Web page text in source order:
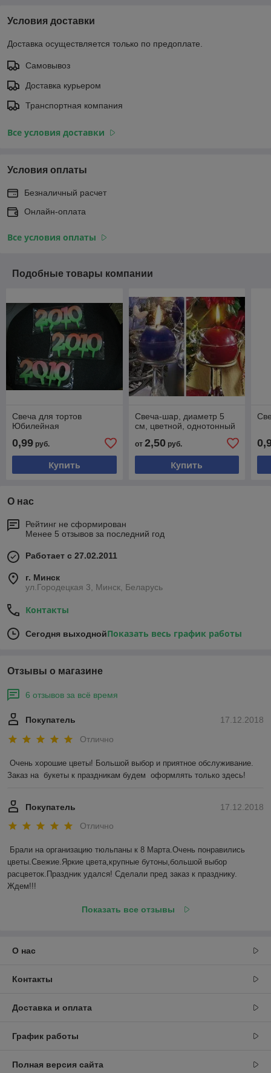
Условия доставки
Доставка осуществляется только по предоплате.
Самовывоз
Доставка курьером
Транспортная компания
Все условия доставки
Условия оплаты
Безналичный расчет
Онлайн-оплата
Все условия оплаты
Подобные товары компании
Свеча для тортов
Юбилейная
0,99 руб.
Купить
Свеча-шар, диаметр 5
см, цветной, однотонный
от 2,50руб.
Купить
О нас
Рейтинг не сформирован
Менее 5 отзывов за последний год
Работает с 27.02.2011
г. Минск
ул.Городецкая 3, Минск, Беларусь
Контакты
Сегодня выходнойПоказать весь график работы
Отзывы о магазине
6 отзывов за всё время
17.12.2018
Покупатель
Отлично
Очень хорошие цветы! Большой выбор и приятное обслуживание.
Заказ на  букеты к праздникам будем  оформлять только здесь!
17.12.2018
Покупатель
Отлично
Брали на организацию тюльпаны к 8 Марта.Очень понравились
цветы.Свежие.Яркие цвета,крупные бутоны,большой выбор
расцветок.Праздник удался! Сделали пред заказ к празднику.
Ждем!!!
Показать все отзывы
О нас
Контакты
Доставка и оплата
График работы
Полная версия сайта